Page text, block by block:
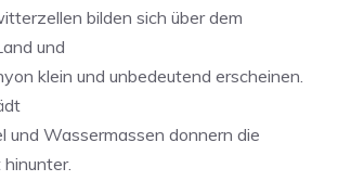
bilden sich über dem
und
klein und unbedeutend erscheinen.
und Wassermassen donnern die